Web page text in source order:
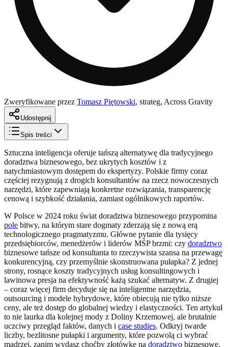
Zweryfikowane przez Tomasz Piętowski, strateg, Across Gravity
Udostępnij
Spis treści
Sztuczna inteligencja oferuje tańszą alternatywę dla tradycyjnego
doradztwa biznesowego, bez ukrytych kosztów i z
natychmiastowym dostępem do ekspertyzy. Polskie firmy coraz
częściej rezygnują z drogich konsultantów na rzecz nowoczesnych
narzędzi, które zapewniają konkretne rozwiązania, transparencję
cenową i szybkość działania, zamiast ogólnikowych raportów.
W Polsce w 2024 roku świat doradztwa biznesowego przypomina
pole bitwy, na którym stare dogmaty zderzają się z nową erą
technologicznego pragmatyzmu. Główne pytanie dla tysięcy
przedsiębiorców, menedżerów i liderów MŚP brzmi: czy doradztwo
biznesowe tańsze od konsultanta to rzeczywista szansa na przewagę
konkurencyjną, czy przemyślnie skonstruowana pułapka? Z jednej
strony, rosnące koszty tradycyjnych usług konsultingowych i
lawinowa presja na efektywność każą szukać alternatyw. Z drugiej
– coraz więcej firm decyduje się na inteligentne narzędzia,
outsourcing i modele hybrydowe, które obiecują nie tylko niższe
ceny, ale też dostęp do globalnej wiedzy i elastyczności. Ten artykuł
to nie laurka dla kolejnej mody z Doliny Krzemowej, ale brutalnie
uczciwy przegląd faktów, danych i case studies. Odkryj twarde
liczby, bezlitosne pułapki i argumenty, które pozwolą ci wybrać
mądrzej, zanim wydasz choćby złotówkę na doradztwo biznesowe.